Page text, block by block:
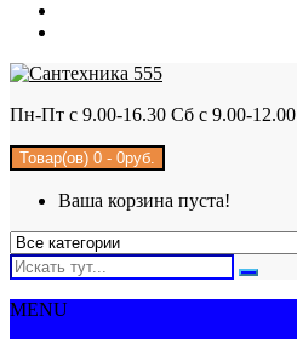
Пн-Пт с 9.00-16.30 Сб с 9.00-12.00
Товар(ов) 0 - 0руб.
Ваша корзина пуста!
MENU